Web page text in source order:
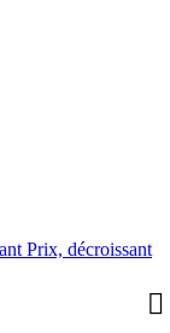
Prix, décroissant